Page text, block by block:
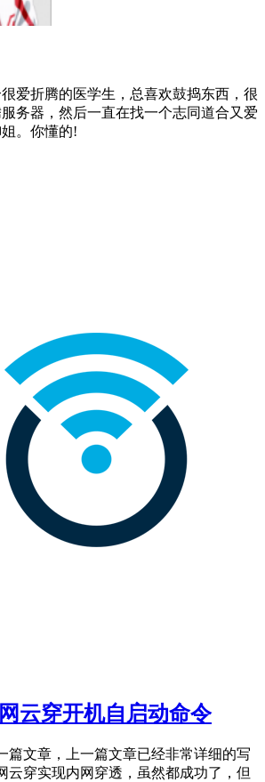
爱折腾的医学生，总喜欢鼓捣东西，很
务器，然后一直在找一个志同道合又爱
。你懂的!
云穿开机自启动命令
篇文章，上一篇文章已经非常详细的写
云穿实现内网穿透，虽然都成功了，但